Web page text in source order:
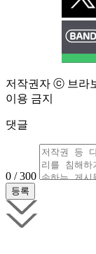
저작권자 ⓒ 브라
이용 금지
댓글
0 / 300